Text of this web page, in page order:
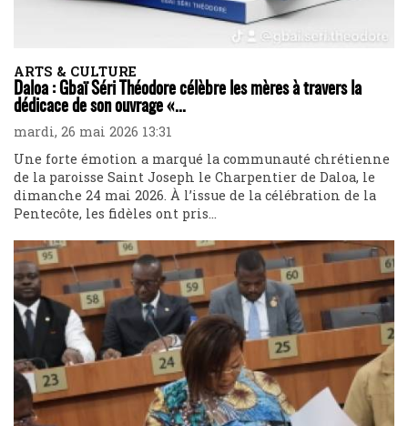
ARTS & CULTURE
Daloa : Gbaï Séri Théodore célèbre les mères à travers la
dédicace de son ouvrage «...
mardi, 26 mai 2026 13:31
Une forte émotion a marqué la communauté chrétienne
de la paroisse Saint Joseph le Charpentier de Daloa, le
dimanche 24 mai 2026. À l’issue de la célébration de la
Pentecôte, les fidèles ont pris...